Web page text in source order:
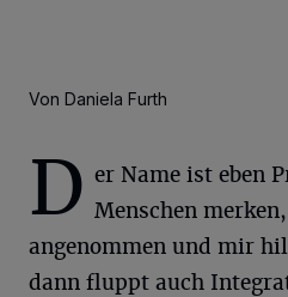
Von Daniela Furth
D er Name ist eben
Menschen
angenommen und mir
dann fluppt auch